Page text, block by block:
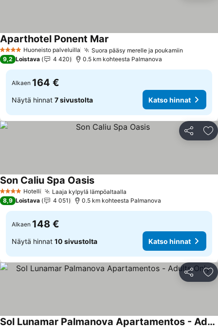
4 TähtiluokitusHuoneisto palveluilla Suora pääsy merelle ja poukamiin
Aparthotel Ponent Mar
9,2 Loistava 4 420 0.5 km kohteesta Palmanova
Alkaen 164 €
Näytä hinnat 7 sivustolta Katso hinnat
Jaa
4 Tähtiluokitus
Hotelli Laaja kylpylä lämpöaltaalla
Son Caliu Spa Oasis
8,9 Loistava 4 051 0.5 km kohteesta Palmanova
Alkaen 148 €
Näytä hinnat 10 sivustolta Katso hinnat
Jaa
Sol Lunamar Palmanova Apartamentos - Adults Only